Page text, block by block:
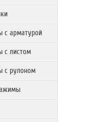
с арматурой
с листом
с рулоном